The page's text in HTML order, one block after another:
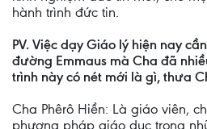
hành trình đức tin.
PV. Việc dạy Giáo lý hiện nay
đường Emmaus mà Cha đã
trình này có nét mới là gì, thưa
Cha Phêrô Hiền: Là giáo viên,
phương pháp giáo dục trong